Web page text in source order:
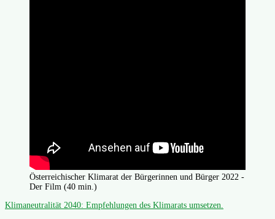
Österreichischer Klimarat der Bürgerinnen und Bürger 2022 -
Der Film (40 min.)
Klimaneutralität 2040: Empfehlungen des Klimarats umsetzen.